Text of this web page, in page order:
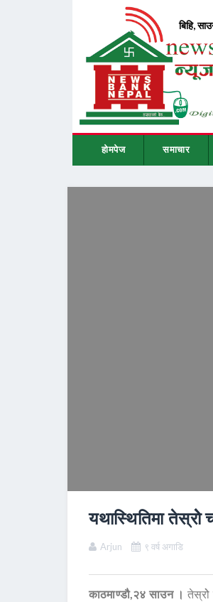
होमपेज समाचार
यथास्थितिमा तेस्रोे
Arjun ९ वर्ष अगाडि
काठमाण्डौ,२४ साउन । तेस्रोे